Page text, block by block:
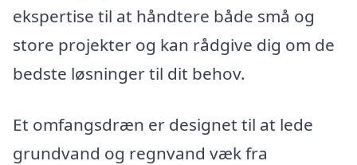
ekspertise til at håndtere både små og
store projekter og kan rådgive dig om de
bedste løsninger til dit behov.
Et omfangsdræn er designet til at lede
grundvand og regnvand væk fra